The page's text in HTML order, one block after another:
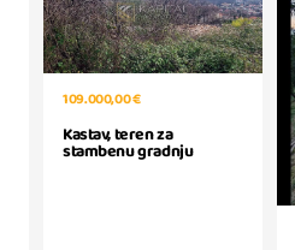
109.000,00 €
Kastav, teren za
stambenu gradnju